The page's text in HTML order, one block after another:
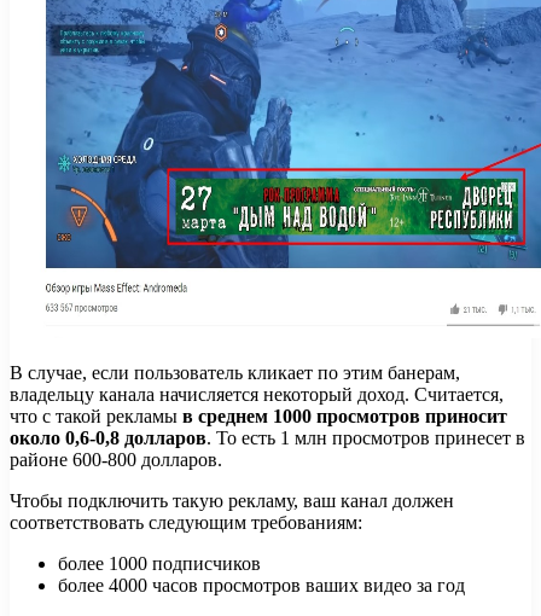
В случае, если пользователь кликает по этим банерам,
владельцу канала начисляется некоторый доход. Считается,
что с такой рекламы в среднем 1000 просмотров приносит
около 0,6-0,8 долларов. То есть 1 млн просмотров принесет в
районе 600-800 долларов.
Чтобы подключить такую рекламу, ваш канал должен
соответствовать следующим требованиям:
более 1000 подписчиков
более 4000 часов просмотров ваших видео за год